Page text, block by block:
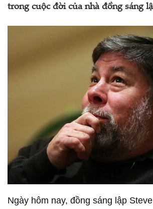
trong cuộc đời của nhà đồng sáng
Ngày hôm nay, đồng sáng lập